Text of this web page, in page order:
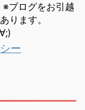
ブログをお引越
ります。
ー